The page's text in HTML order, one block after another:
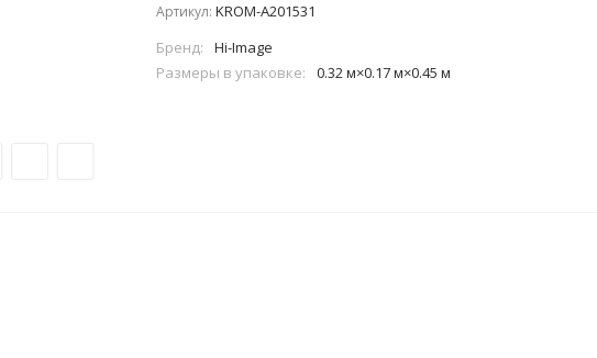
Артикул: KROM-A201531
Бренд:
Hi-Image
Размеры в упаковке:
0.32 м×0.17 м×0.45 м